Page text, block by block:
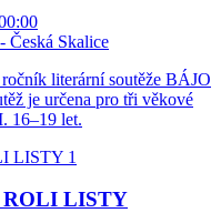
Česká Skalice
literární soutěže BÁJO
je určena pro tři věkové
16–19 let.
ROLI LISTY